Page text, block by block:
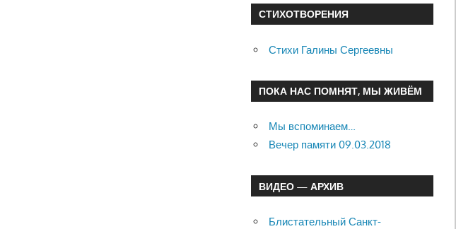
СТИХОТВОРЕНИЯ
Стихи Галины Сергеевны
ПОКА НАС ПОМНЯТ, МЫ ЖИВЁМ
Мы вспоминаем…
Вечер памяти 09.03.2018
ВИДЕО — АРХИВ
Блистательный Санкт-